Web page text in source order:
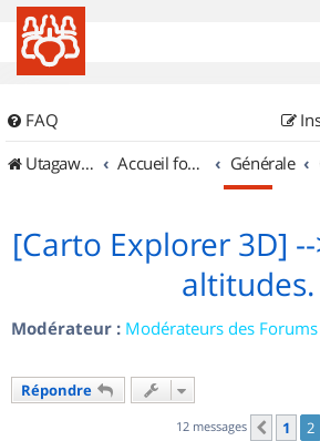
FAQ
UtagawaVTT (Randos VTT et VTTAE avec traces GPS)
Accueil forum Générale
[Carto Explorer 3D]
altitudes.
Modérateur : Modérateurs des Forums
Répondre
12 messages 1 2